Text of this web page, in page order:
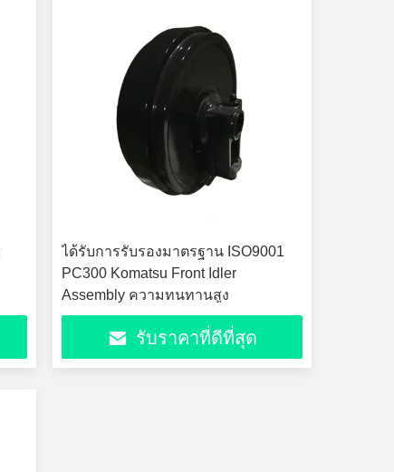
ได้รับการรับรองมาตรฐาน ISO9001
PC300 Komatsu Front Idler
Assembly ความทนทานสูง
รับราคาที่ดีที่สุด